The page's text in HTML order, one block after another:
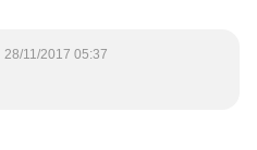
28/11/2017 05:37